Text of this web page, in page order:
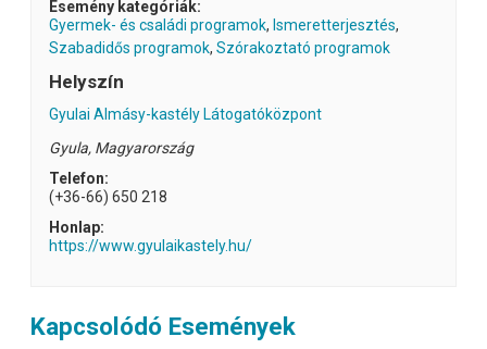
Esemény kategóriák:
Gyermek- és családi programok, Ismeretterjesztés,
Szabadidős programok, Szórakoztató programok
Helyszín
Gyulai Almásy-kastély Látogatóközpont
Gyula, Magyarország
Telefon:
(+36-66) 650 218
Honlap:
https://www.gyulaikastely.hu/
Kapcsolódó Események